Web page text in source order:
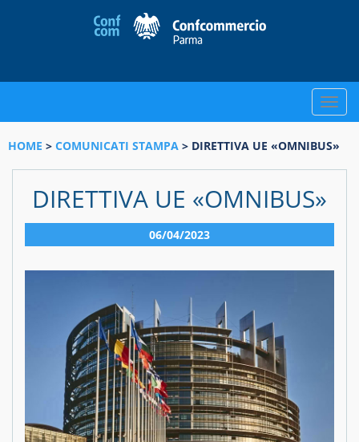
Toggle
HOME > COMUNICATI STAMPA > DIRETTIVA UE «OMNIBUS»
DIRETTIVA UE «OMNIBUS»
06/04/2023